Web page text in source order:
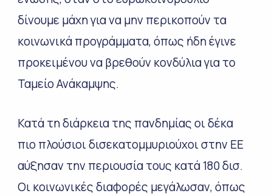
δίνουμε μάχη για να μην περικοπούν τα
κοινωνικά προγράμματα, όπως ήδη έγινε
προκειμένου να βρεθούν κονδύλια για το
Ταμείο Ανάκαμψης.
Κατά τη διάρκεια της πανδημίας οι δέκα
πιο πλούσιοι δισεκατομμυριούχοι στην ΕΕ
αύξησαν την περιουσία τους κατά 180 δισ.
Οι κοινωνικές διαφορές μεγάλωσαν, όπως